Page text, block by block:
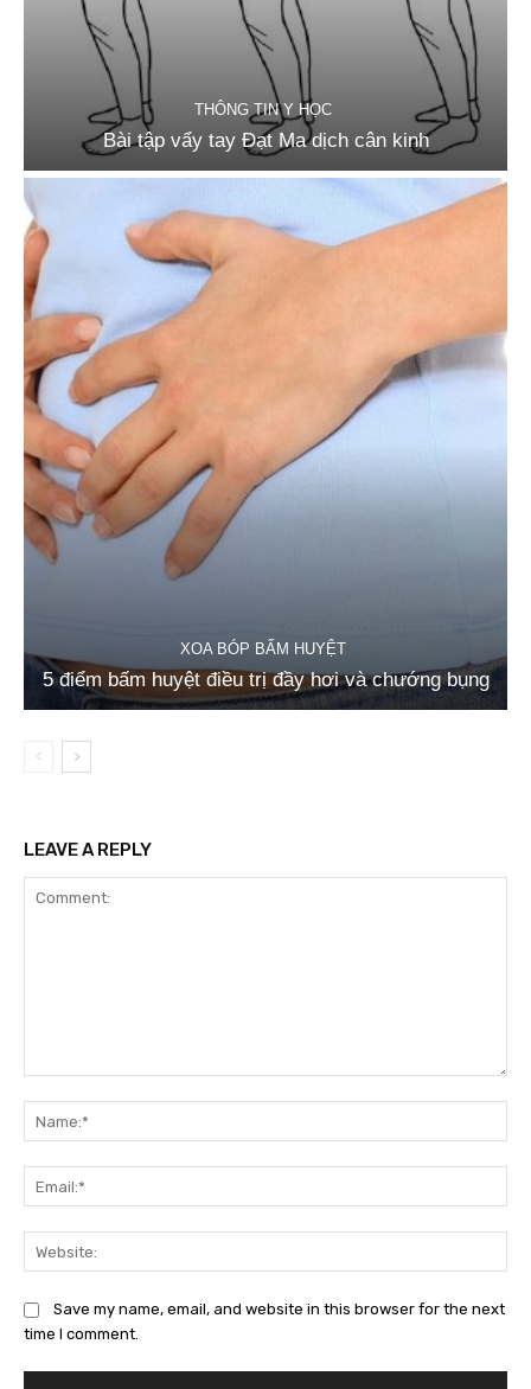
THÔNG TIN Y HỌC
Bài tập vẩy tay Đạt Ma dịch cân kinh
XOA BÓP BẤM HUYỆT
5 điểm bấm huyệt điều trị đầy hơi và chướng bụng
LEAVE A REPLY
Save my name, email, and website in this browser for the next
time I comment.